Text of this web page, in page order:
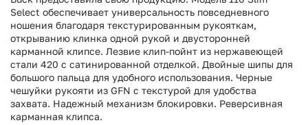
Select обеспечивает универсальность повседневного
ношения благодаря текстурированным рукояткам,
открыванию клинка одной рукой и двусторонней
карманной клипсе. Лезвие клип-пойнт из нержавеющей
стали 420 с сатинированной отделкой. Двойные шипы для
большого пальца для удобного использования. Черные
чешуйки рукояти из GFN с текстурой для удобства
захвата. Надежный механизм блокировки. Реверсивная
карманная клипса.